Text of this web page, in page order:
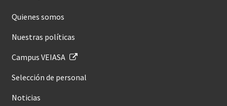
Quienes somos
Nuestras políticas
Campus VEIASA
Selección de personal
Noticias